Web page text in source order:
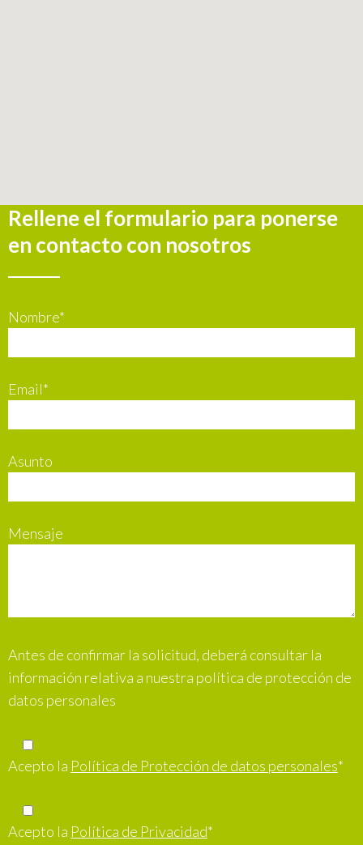
Rellene el formulario para ponerse
en contacto con nosotros
Nombre*
Email*
Asunto
Mensaje
Antes de confirmar la solicitud, deberá consultar la
información relativa a nuestra política de protección de
datos personales
Acepto la Política de Protección de datos personales*
Acepto la Política de Privacidad*